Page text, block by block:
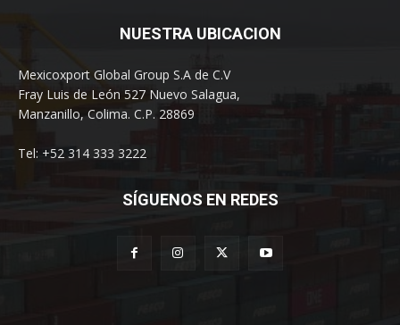
NUESTRA UBICACION
Mexicoxport Global Group S.A de C.V
Fray Luis de León 527 Nuevo Salagua,
Manzanillo, Colima. C.P. 28869
Tel: +52 314 333 3222
SÍGUENOS EN REDES